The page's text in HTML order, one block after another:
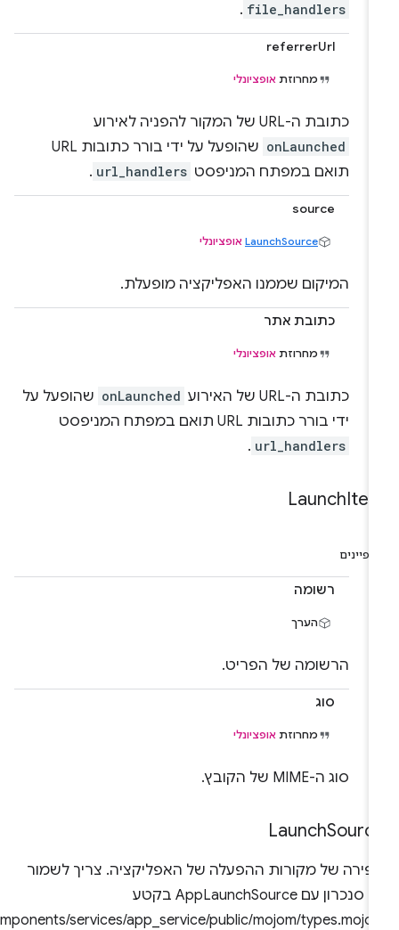
file_handlers
.
referrerUrl
מחרוזתאופציונלי
כתובת ה-URL של המקור להפניה לאירוע
onLaunched
שהופעל על ידי בורר כתובות URL
תואם במפתח המניפסט url_handlers
.
source
LaunchSource אופציונלי
המיקום שממנו האפליקציה מופעלת.
כתובת אתר
מחרוזתאופציונלי
כתובת ה-URL של האירוע onLaunched שהופעל על
ידי בורר כתובות URL תואם במפתח המניפסט
url_handlers
.
Launch
רשומה
הערך
הרשומה של הפריט.
מחרוזתאופציונלי
סוג ה-MIME של הקובץ.
Launch
של מקורות ההפעלה של האפליקציה. צריך לשמור
על סנכרון עם AppLaunchSource בקטע
components/services/app_service/public/mojom/types.mojom,